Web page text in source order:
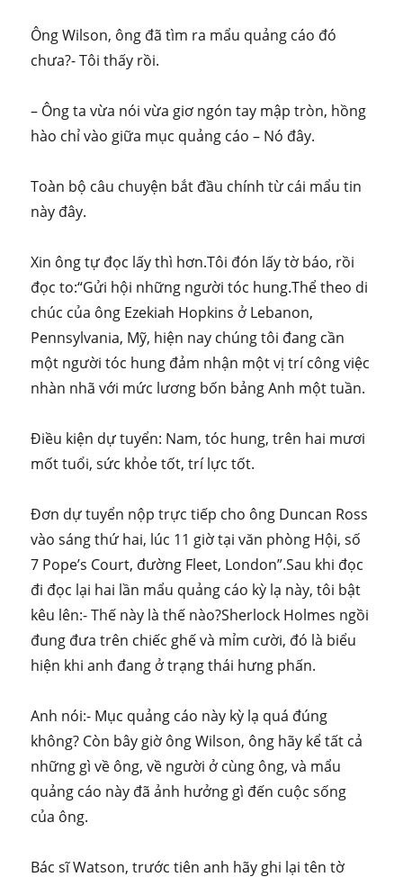
Ông Wilson, ông đã tìm ra mẩu quảng cáo đó
chưa?- Tôi thấy rồi.
– Ông ta vừa nói vừa giơ ngón tay mập tròn, hồng
hào chỉ vào giữa mục quảng cáo – Nó đây.
Toàn bộ câu chuyện bắt đầu chính từ cái mẩu tin
này đây.
Xin ông tự đọc lấy thì hơn.Tôi đón lấy tờ báo, rồi
đọc to:“Gửi hội những người tóc hung.Thể theo di
chúc của ông Ezekiah Hopkins ở Lebanon,
Pennsylvania, Mỹ, hiện nay chúng tôi đang cần
một người tóc hung đảm nhận một vị trí công việc
nhàn nhã với mức lương bốn bảng Anh một tuần.
Điều kiện dự tuyển: Nam, tóc hung, trên hai mươi
mốt tuổi, sức khỏe tốt, trí lực tốt.
Đơn dự tuyển nộp trực tiếp cho ông Duncan Ross
vào sáng thứ hai, lúc 11 giờ tại văn phòng Hội, số
7 Pope’s Court, đường Fleet, London”.Sau khi đọc
đi đọc lại hai lần mẩu quảng cáo kỳ lạ này, tôi bật
kêu lên:- Thế này là thế nào?Sherlock Holmes ngồi
đung đưa trên chiếc ghế và mỉm cười, đó là biểu
hiện khi anh đang ở trạng thái hưng phấn.
Anh nói:- Mục quảng cáo này kỳ lạ quá đúng
không? Còn bây giờ ông Wilson, ông hãy kể tất cả
những gì về ông, về người ở cùng ông, và mẩu
quảng cáo này đã ảnh hưởng gì đến cuộc sống
của ông.
Bác sĩ Watson, trước tiên anh hãy ghi lại tên tờ